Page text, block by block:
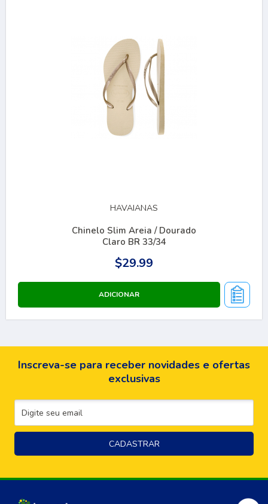
HAVAIANAS
Chinelo Slim Areia / Dourado
Claro BR 33/34
$29.99
Inscreva-se para receber novidades e ofertas
exclusivas